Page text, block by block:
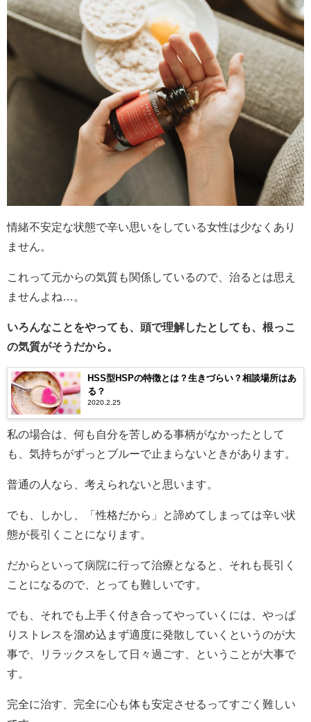
情緒不安定な状態で辛い思いをしている女性は少なくあり
ません。
これって元からの気質も関係しているので、治るとは思え
ませんよね…。
いろんなことをやっても、頭で理解したとしても、根っこ
の気質がそうだから。
HSS型HSPの特徴とは？生きづらい？相談場所はあ
る？
2020.2.25
私の場合は、何も自分を苦しめる事柄がなかったとして
も、気持ちがずっとブルーで止まらないときがあります。
普通の人なら、考えられないと思います。
でも、しかし、「性格だから」と諦めてしまっては辛い状
態が長引くことになります。
だからといって病院に行って治療となると、それも長引く
ことになるので、とっても難しいです。
でも、それでも上手く付き合ってやっていくには、やっぱ
りストレスを溜め込まず適度に発散していくというのが大
事で、リラックスをして日々過ごす、ということが大事で
す。
完全に治す、完全に心も体も安定させるってすごく難しい